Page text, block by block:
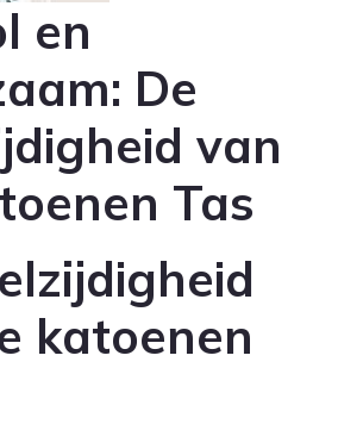
en
De
van
Tas
katoenen